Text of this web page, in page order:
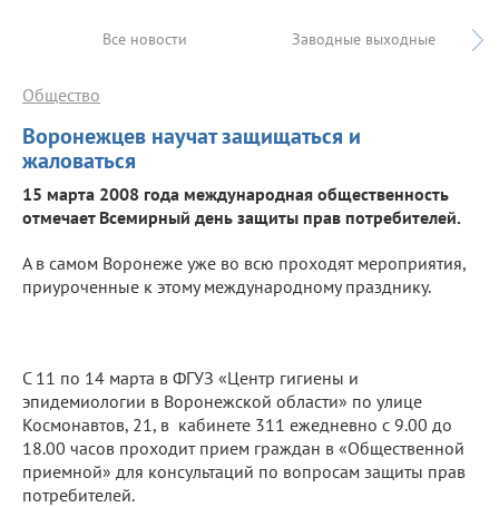
Все новости Заводные выходные
Воронежцев научат защищаться и
жаловаться
Общество
15 марта 2008 года международная общественность
отмечает Всемирный день защиты прав потребителей.
А в самом Воронеже уже во всю проходят мероприятия,
приуроченные к этому международному празднику.
С 11 по 14 марта в ФГУЗ «Центр гигиены и
эпидемиологии в Воронежской области» по улице
Космонавтов, 21, в кабинете 311 ежедневно с 9.00 до
18.00 часов проходит прием граждан в «Общественной
приемной» для консультаций по вопросам защиты прав
потребителей.